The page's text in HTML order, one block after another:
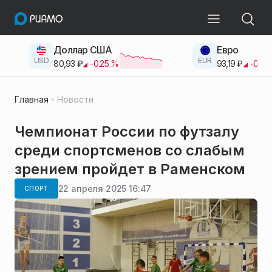
USD
Доллар США
80,93 ₽ -0.25% EUR
Евро
93,19 ₽ -0.42
Главная Новости
Чемпионат России по футзалу
среди спортсменов со слабым
зрением пройдет в Раменском
СПОРТ 22 апреля 2025 16:47